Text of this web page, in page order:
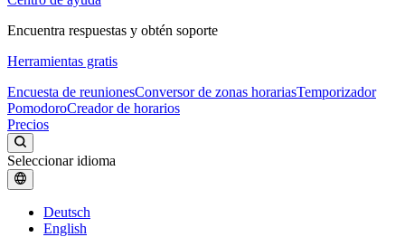
Encuentra respuestas y obtén soporte
Herramientas gratis
Encuesta de reunionesConversor de zonas horariasTemporizador
PomodoroCreador de horarios
Precios
Seleccionar idioma
Deutsch
English